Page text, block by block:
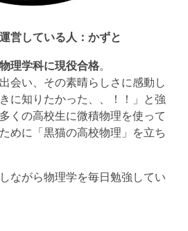
営している人：かずと
理学科に現役合格。
会い、その素晴らしさに感動し
に知りたかった、、！！」と強
くの高校生に微積物理を使って
めに「黒猫の高校物理」を立ち
ながら物理学を毎日勉強してい